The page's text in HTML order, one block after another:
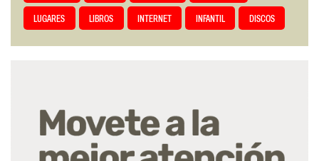
LUGARES LIBROS INTERNET INFANTIL DISCOS